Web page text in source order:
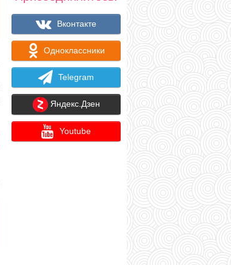
Вконтакте
Одноклассники
Telegram
Яндекс.Дзен
Youtube